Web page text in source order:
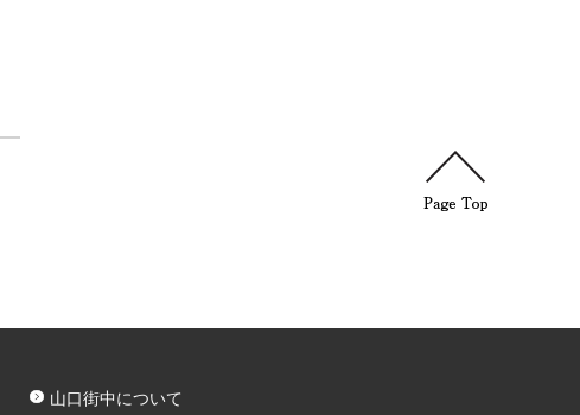
山口街中について